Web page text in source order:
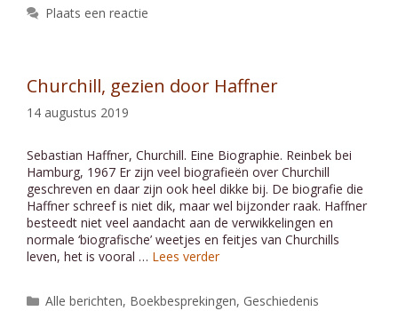
Plaats een reactie
Churchill, gezien door Haffner
14 augustus 2019
Sebastian Haffner, Churchill. Eine Biographie. Reinbek bei
Hamburg, 1967 Er zijn veel biografieën over Churchill
geschreven en daar zijn ook heel dikke bij. De biografie die
Haffner schreef is niet dik, maar wel bijzonder raak. Haffner
besteedt niet veel aandacht aan de verwikkelingen en
normale ‘biografische’ weetjes en feitjes van Churchills
leven, het is vooral … Lees verder
Categorieën
Alle berichten, Boekbesprekingen, Geschiedenis